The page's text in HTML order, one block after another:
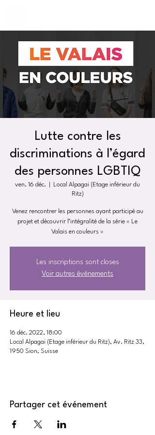
Lutte contre les
discriminations à l’égard
des personnes LGBTIQ
ven. 16 déc.
Local Alpagai (Etage inférieur du
Ritz)
Venez rencontrer les personnes ayant participé au
projet et découvrir l’intégralité de la série « Le
Valais en couleurs »
Les inscriptions sont closes
Voir autres événements
Heure et lieu
16 déc. 2022, 18:00
Local Alpagai (Etage inférieur du Ritz), Av. Ritz 33,
1950 Sion, Suisse
Partager cet événement